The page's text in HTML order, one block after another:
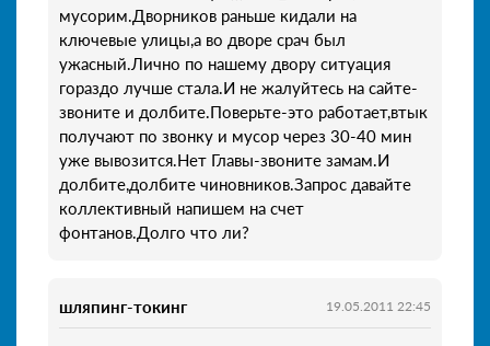
мусорим.Дворников раньше кидали на
ключевые улицы,а во дворе срач был
ужасный.Лично по нашему двору ситуация
гораздо лучше стала.И не жалуйтесь на сайте-
звоните и долбите.Поверьте-это работает,втык
получают по звонку и мусор через 30-40 мин
уже вывозится.Нет Главы-звоните замам.И
долбите,долбите чиновников.Запрос давайте
коллективный напишем на счет
фонтанов.Долго что ли?
шляпинг-токинг 19.05.2011 22:45